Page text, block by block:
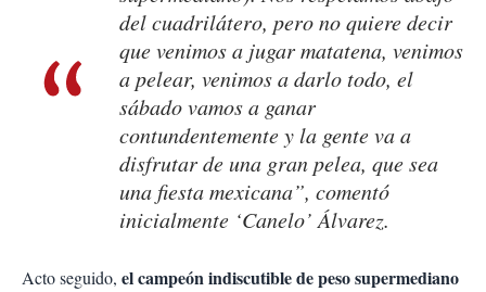
del cuadrilátero, pero no quiere decir
que venimos a jugar matatena, venimos
a pelear, venimos a darlo todo, el
sábado vamos a ganar
contundentemente y la gente va a
disfrutar de una gran pelea, que sea
una fiesta mexicana”, comentó
inicialmente ‘Canelo’ Álvarez.
Acto seguido, el campeón indiscutible de peso supermediano